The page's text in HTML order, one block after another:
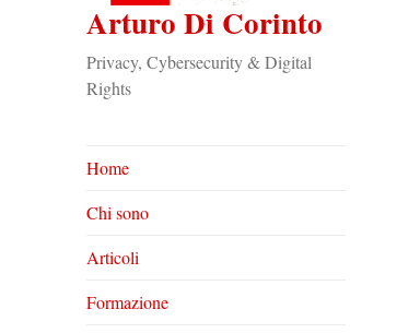
Arturo Di Corinto
Privacy, Cybersecurity & Digital
Rights
Home
Chi sono
Articoli
Formazione